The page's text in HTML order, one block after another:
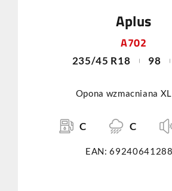
Aplus
A702
235/45 R18 98
Opona wzmacniana
C C
EAN: